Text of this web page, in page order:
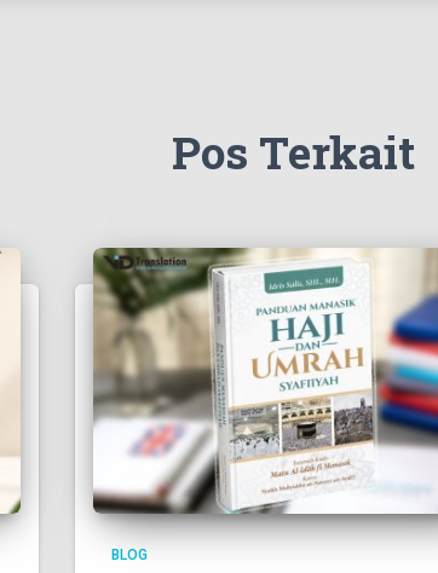
Pos Terkait
BLOG